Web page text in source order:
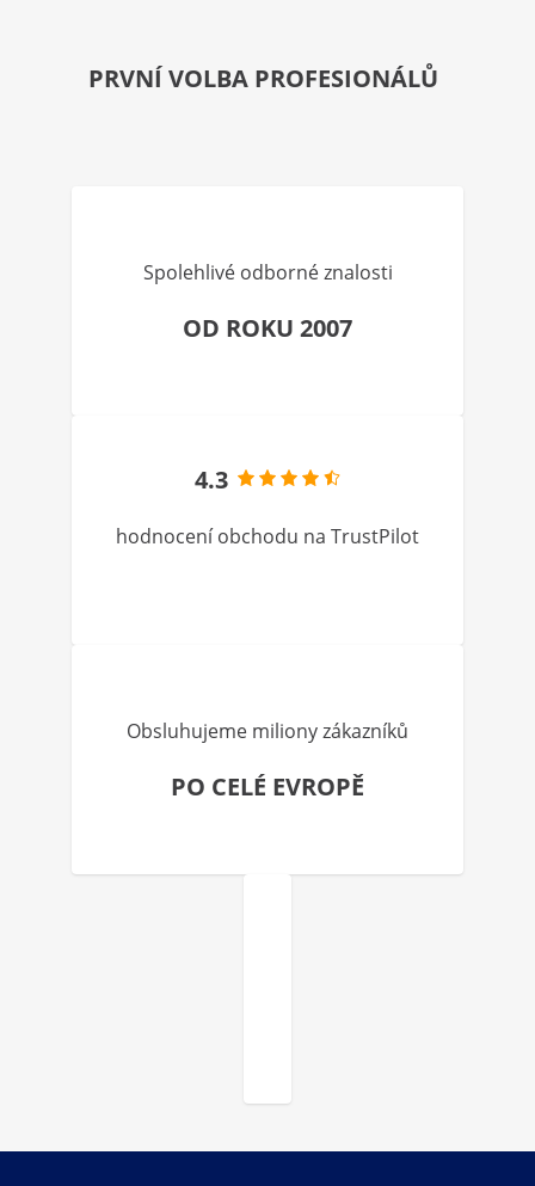
PRVNÍ VOLBA PROFESIONÁLŮ
Spolehlivé odborné znalosti
OD ROKU 2007
4.3
hodnocení obchodu na TrustPilot
Obsluhujeme miliony zákazníků
PO CELÉ EVROPĚ